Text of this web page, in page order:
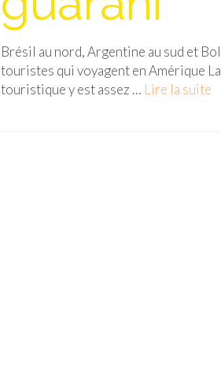
Brésil au nord, Argentine au sud et
touristes qui voyagent en Amérique
touristique y est assez … Lire la suite­­